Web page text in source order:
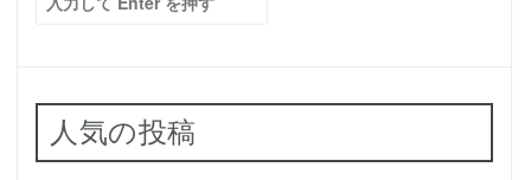
索:
人気の投稿